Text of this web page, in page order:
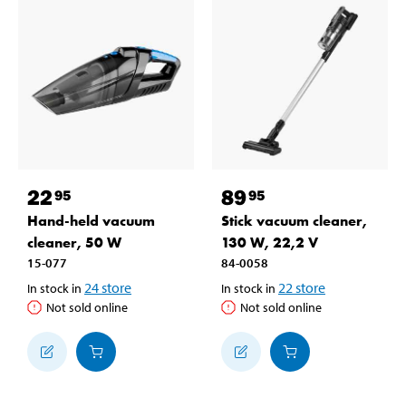
2295
Hand-held vacuum
cleaner, 50 W
15-077
In stock in 24store
Not sold online
8995
Stick vacuum cleaner,
130 W, 22,2 V
84-0058
In stock in 22 store
Not sold online